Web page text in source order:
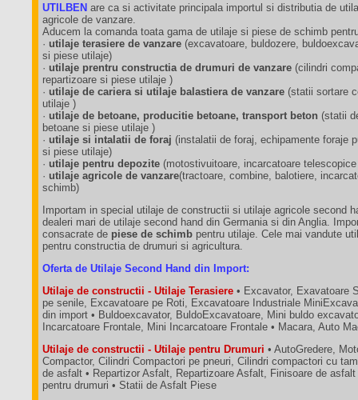
UTILBEN are ca si activitate principala importul si distributia de
agricole de vanzare.
Aducem la comanda toata gama de utilaje si piese de schimb
· utilaje terasiere de vanzare (excavatoare, buldozere,
si piese utilaje)
· utilaje prentru constructia de drumuri de vanzare (cilindri
repartizoare si piese utilaje )
· utilaje de cariera si utilaje balastiera de vanzare (statii sortare
utilaje )
· utilaje de betoane, producitie betoane, transport beton (statii
betoane si piese utilaje )
· utilaje si intalatii de foraj (instalatii de foraj, echipamente foraje
si piese utilaje)
· utilaje pentru depozite (motostivuitoare, incarcatoare
· utilaje agricole de vanzare(tractoare, combine, balotiere,
schimb)
Importam in special utilaje de constructii si utilaje agricole second
dealeri mari de utilaje second hand din Germania si din Anglia.
consacrate de piese de schimb pentru utilaje. Cele mai vandute
pentru constructia de drumuri si agricultura.
Oferta de Utilaje Second Hand din Import:
Utilaje de constructii - Utilaje Terasiere • Excavator, Exavatoare
pe senile, Excavatoare pe Roti, Excavatoare Industriale
din import • Buldoexcavator, BuldoExcavatoare, Mini buldo
Incarcatoare Frontale, Mini Incarcatoare Frontale • Macara, Auto
Utilaje de constructii - Utilaje pentru Drumuri • AutoGredere,
Compactor, Cilindri Compactori pe pneuri, Cilindri compactori cu
de asfalt • Repartizor Asfalt, Repartizoare Asfalt, Finisoare de
pentru drumuri • Statii de Asfalt Piese